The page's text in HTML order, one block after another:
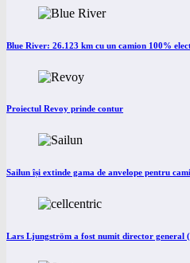
Blue River: 26.123 km cu un camion 100%
Proiectul Revoy prinde contur
Sailun își extinde gama de anvelope pentru
Lars Ljungström a fost numit director general